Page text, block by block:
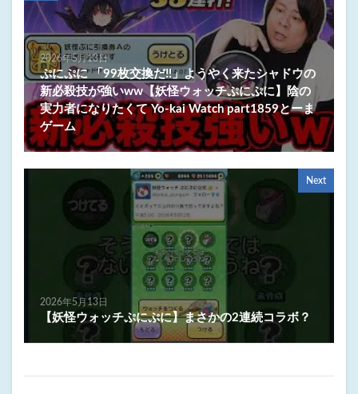
2026年5月13日
ぷにぷに 「99枚交換だ!!」ようやく来たシャドウの
新必殺技が強いww【妖怪ウォッチぷにぷに】陰の
実力者になりたくて Yo-kai Watch part1859とーま
ゲーム
Next
2026年5月13日
【妖怪ウォッチぷにぷに】まさかの2連続コラボ？